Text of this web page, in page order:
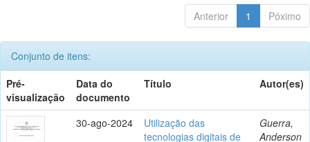
Anterior 1 Póximo
Conjunto de itens:
Pré-
visualização
Data do
documento
Título Autor(es)
30-ago-2024
Utilização das
tecnologias digitais de
Guerra,
Anderson